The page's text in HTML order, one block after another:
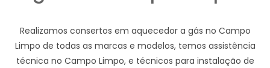
Realizamos consertos em aquecedor a gás no Campo
Limpo de todas as marcas e modelos, temos assistência
técnica no Campo Limpo, e técnicos para instalação de